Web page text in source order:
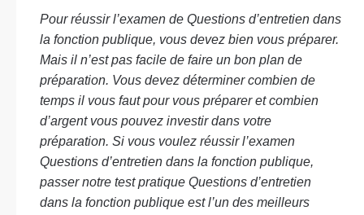
Pour réussir l’examen de Questions d’entretien dans
la fonction publique, vous devez bien vous préparer.
Mais il n’est pas facile de faire un bon plan de
préparation. Vous devez déterminer combien de
temps il vous faut pour vous préparer et combien
d’argent vous pouvez investir dans votre
préparation. Si vous voulez réussir l’examen
Questions d’entretien dans la fonction publique,
passer notre test pratique Questions d’entretien
dans la fonction publique est l’un des meilleurs